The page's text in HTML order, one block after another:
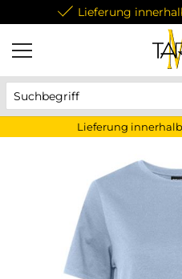
Lieferung
Lieferung